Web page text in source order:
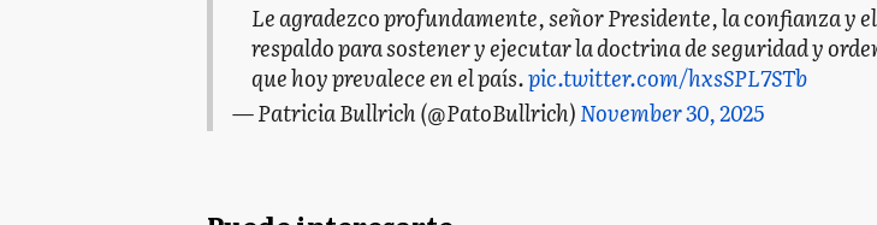
Le agradezco profundamente, señor Presidente, la confianza y el
respaldo para sostener y ejecutar la doctrina de seguridad y
que hoy prevalece en el país.pic.twitter.com/hxsSPL7STb
— Patricia Bullrich (@PatoBullrich)November 30, 2025